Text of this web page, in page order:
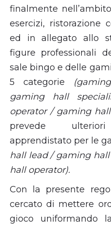
finalmente
esercizi, ristorazione
ed in allegato allo
figure professionali
sale bingo e delle
5 categorie
gaming hall
operator / gaming
prevede
apprendistato per le
hall lead / gaming
hall operator).
Con la presente
cercato di mettere
gioco uniformando